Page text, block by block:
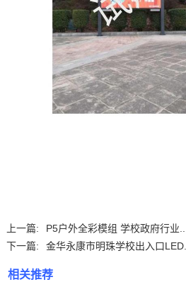
上一篇:
P5户外全彩模组 学校政府行业...
下一篇:
金华永康市明珠学校出入口LED...
相关推荐